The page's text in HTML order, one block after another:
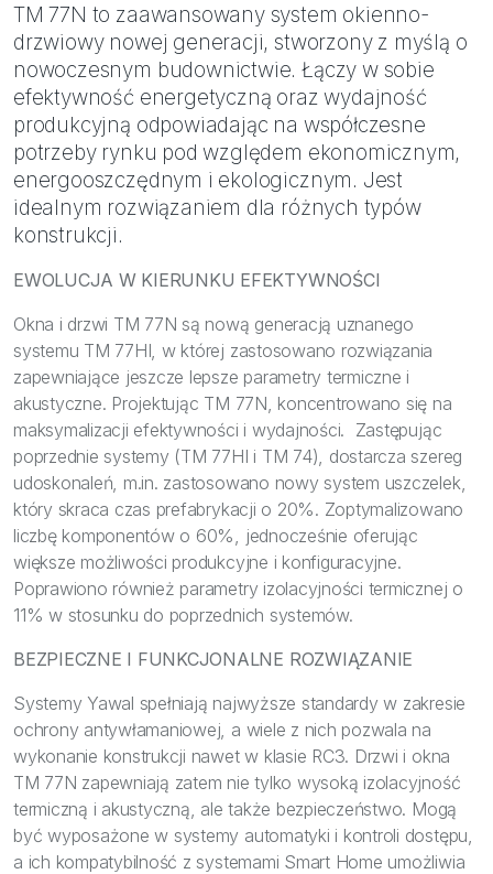
TM 77N to zaawansowany system okienno-
drzwiowy nowej generacji, stworzony z myślą o
nowoczesnym budownictwie. Łączy w sobie
efektywność energetyczną oraz wydajność
produkcyjną odpowiadając na współczesne
potrzeby rynku pod względem ekonomicznym,
energooszczędnym i ekologicznym. Jest
idealnym rozwiązaniem dla różnych typów
konstrukcji.
EWOLUCJA W KIERUNKU EFEKTYWNOŚCI
Okna i drzwi TM 77N są nową generacją uznanego
systemu TM 77HI, w której zastosowano rozwiązania
zapewniające jeszcze lepsze parametry termiczne i
akustyczne. Projektując TM 77N, koncentrowano się na
maksymalizacji efektywności i wydajności. Zastępując
poprzednie systemy (TM 77HI i TM 74), dostarcza szereg
udoskonaleń, m.in. zastosowano nowy system uszczelek,
który skraca czas prefabrykacji o 20%. Zoptymalizowano
liczbę komponentów o 60%, jednocześnie oferując
większe możliwości produkcyjne i konfiguracyjne.
Poprawiono również parametry izolacyjności termicznej o
11% w stosunku do poprzednich systemów.
BEZPIECZNE I FUNKCJONALNE ROZWIĄZANIE
Systemy Yawal spełniają najwyższe standardy w zakresie
ochrony antywłamaniowej, a wiele z nich pozwala na
wykonanie konstrukcji nawet w klasie RC3. Drzwi i okna
TM 77N zapewniają zatem nie tylko wysoką izolacyjność
termiczną i akustyczną, ale także bezpieczeństwo. Mogą
być wyposażone w systemy automatyki i kontroli dostępu,
a ich kompatybilność z systemami Smart Home umożliwia